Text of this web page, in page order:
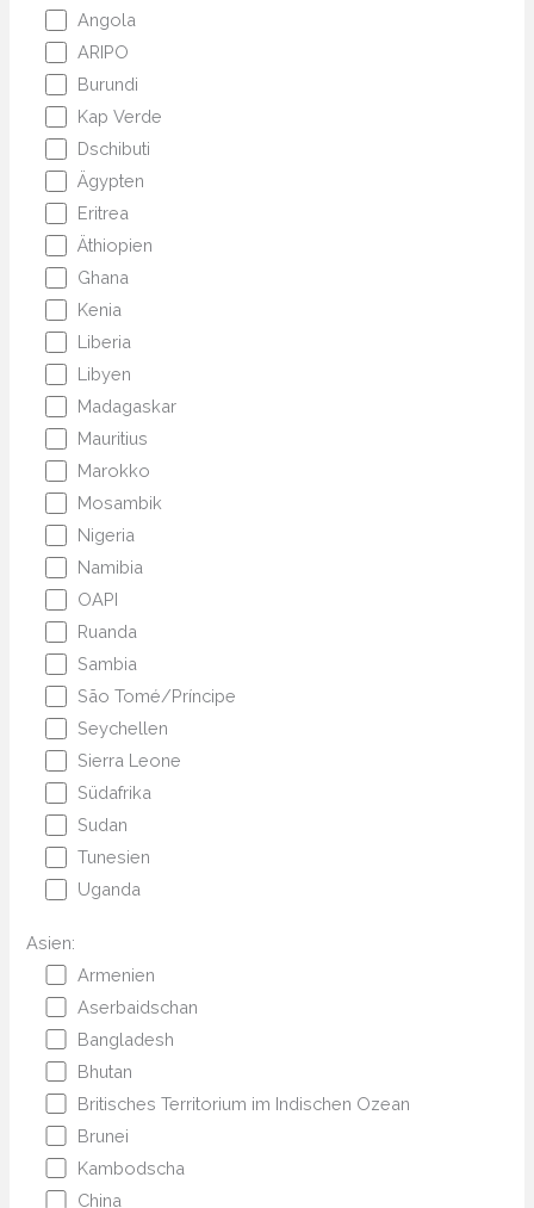
Angola
ARIPO
Burundi
Kap Verde
Dschibuti
Ägypten
Eritrea
Äthiopien
Ghana
Kenia
Liberia
Libyen
Madagaskar
Mauritius
Marokko
Mosambik
Nigeria
Namibia
OAPI
Ruanda
Sambia
São Tomé/Príncipe
Seychellen
Sierra Leone
Südafrika
Sudan
Tunesien
Uganda
Asien:
Armenien
Aserbaidschan
Bangladesh
Bhutan
Britisches Territorium im Indischen Ozean
Brunei
Kambodscha
China